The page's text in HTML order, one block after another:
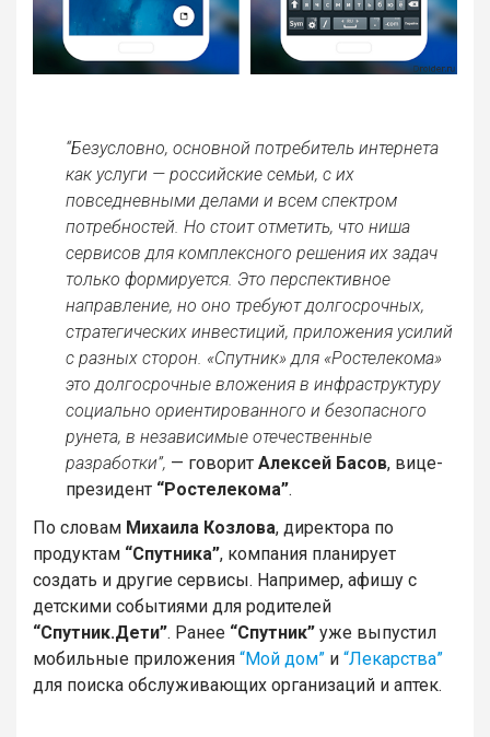
“Безусловно, основной потребитель интернета
как услуги — российские семьи, с их
повседневными делами и всем спектром
потребностей. Но стоит отметить, что ниша
сервисов для комплексного решения их задач
только формируется. Это перспективное
направление, но оно требуют долгосрочных,
стратегических инвестиций, приложения усилий
с разных сторон. «Спутник» для «Ростелекома»
это долгосрочные вложения в инфраструктуру
социально ориентированного и безопасного
рунета, в независимые отечественные
разработки”, — говорит Алексей Басов, вице-
президент “Ростелекома”.
По словам Михаила Козлова, директора по
продуктам “Спутника”, компания планирует
создать и другие сервисы. Например, афишу с
детскими событиями для родителей
“Спутник.Дети”. Ранее “Спутник” уже выпустил
мобильные приложения “Мой дом” и “Лекарства”
для поиска обслуживающих организаций и аптек.